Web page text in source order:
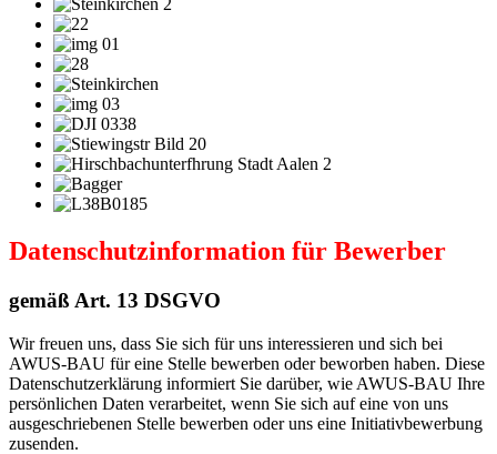
Datenschutzinformation für Bewerber
gemäß Art. 13 DSGVO
Wir freuen uns, dass Sie sich für uns interessieren und sich bei
AWUS-BAU für eine Stelle bewerben oder beworben haben. Diese
Datenschutzerklärung informiert Sie darüber, wie AWUS-BAU Ihre
persönlichen Daten verarbeitet, wenn Sie sich auf eine von uns
ausgeschriebenen Stelle bewerben oder uns eine Initiativbewerbung
zusenden.